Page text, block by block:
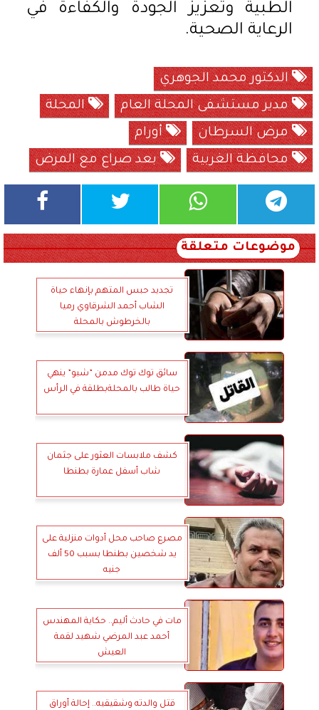
الطبية وتعزيز الجودة والكفاءة في
الرعاية الصحية.
الدكتور محمد الجوهري
مدير مستشفى المحلة العام
المحلة
مرض السرطان
أورام
محافظة الغربية
بعد صراع مع المرض
موضوعات متعلقة
تجديد حبس المتهم بإنهاء حياة
الشاب أحمد الشرقاوي رميا
بالخرطوش بالمحلة
سائق توك توك مدمن ”شبو” ينهي
حياة طالب بالمحلةبطلقة في الرأس
كشف ملابسات العثور على جثمان
شاب أسفل عمارة بطنطا
مصرع صاحب محل أدوات منزلية على
يد شخصين بطنطا بسبب 50 ألف
جنيه
مات في حادث أليم.. حكاية المهندس
أحمد عبد المرضي شهيد لقمة
العيش
قتل والدته وشقيقيه.. إحالة أوراق